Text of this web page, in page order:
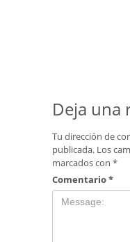
Deja una
Tu dirección de
publicada. Los
marcados con *
Comentario*